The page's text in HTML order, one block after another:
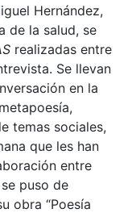
Hernández,
de la salud, se
realizadas entre
Se llevan
en la
temas sociales,
que les han
entre
puso de
obra “Poesía